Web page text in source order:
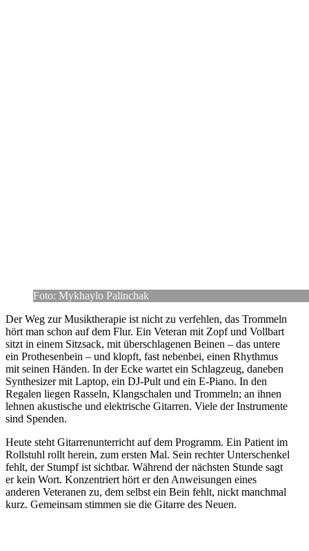
Foto: Mykhaylo Palinchak
Der Weg zur Musik­the­ra­pie ist nicht zu ver­feh­len, das Trom­meln
hört man schon auf dem Flur. Ein Veteran mit Zopf und Voll­bart
sitzt in einem Sitz­sack, mit über­schla­ge­nen Beinen – das untere
ein Pro­the­sen­bein – und klopft, fast neben­bei, einen Rhyth­mus
mit seinen Händen. In der Ecke wartet ein Schlag­zeug, daneben
Syn­the­si­zer mit Laptop, ein DJ-Pult und ein E‑Piano. In den
Regalen liegen Rasseln, Klang­scha­len und Trom­meln; an ihnen
lehnen akus­ti­sche und elek­tri­sche Gitar­ren. Viele der Instru­mente
sind Spenden.
Heute steht Gitar­ren­un­ter­richt auf dem Pro­gramm. Ein Patient im
Roll­stuhl rollt herein, zum ersten Mal. Sein rechter Unter­schen­kel
fehlt, der Stumpf ist sicht­bar. Während der nächs­ten Stunde sagt
er kein Wort. Kon­zen­triert hört er den Anwei­sun­gen eines
anderen Vete­ra­nen zu, dem selbst ein Bein fehlt, nickt manch­mal
kurz. Gemein­sam stimmen sie die Gitarre des Neuen.